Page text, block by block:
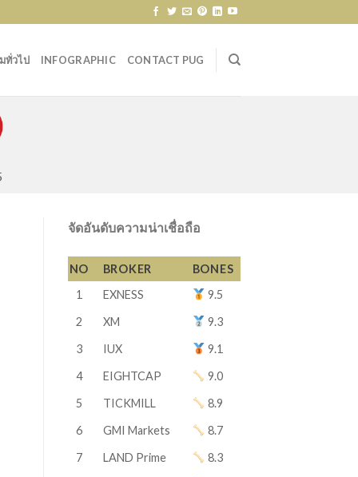
ทั่วไป INFOGRAPHIC CONTACT PUG
จัดอันดับความน่าเชื่อถือ
NO BROKER
BONES
1
EXNESS
9.5
2
XM
9.3
3
IUX
9.1
4
EIGHTCAP
9.0
5
TICKMILL
8.9
6
GMI Markets
8.7
7
LAND Prime
8.3